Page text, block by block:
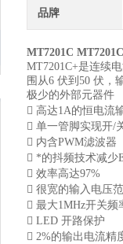
品牌
MT7201C
MT7201C+是连续
围从6 伏到50 伏，
极少的外部元器件
 高达1A的恒电流
 单一管脚实现开/
 内含PWM滤波器
 *的抖频技术减少
 效率高达97%
 很宽的输入电压
 最大1MHz开关频
 LED 开路保护
 2%的输出电流精